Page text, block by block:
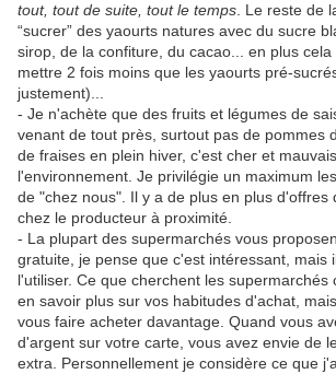
tout, tout de suite, tout le temps . Le reste de
“sucrer” des yaourts natures avec du sucre
sirop, de la confiture, du cacao... en plus cela
mettre 2 fois moins que les yaourts pré-
justement)...
- Je n'achète que des fruits et légumes de
venant de tout près, surtout pas de pommes
de fraises en plein hiver, c'est cher et
l'environnement. Je privilégie un maximum
de "chez nous". Il y a de plus en plus d'offres
chez le producteur à proximité.
- La plupart des supermarchés vous
gratuite, je pense que c'est intéressant, mais
l'utiliser. Ce que cherchent les supermarchés
en savoir plus sur vos habitudes d'achat,
vous faire acheter davantage. Quand vous
d'argent sur votre carte, vous avez envie de
extra. Personnellement je considère ce que